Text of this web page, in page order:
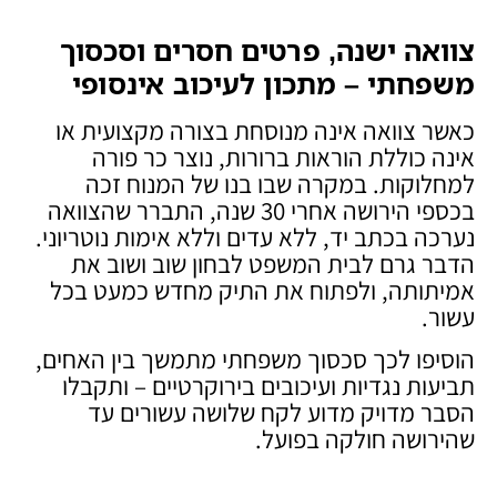
צוואה ישנה, פרטים חסרים וסכסוך
משפחתי – מתכון לעיכוב אינסופי
כאשר צוואה אינה מנוסחת בצורה מקצועית או
אינה כוללת הוראות ברורות, נוצר כר פורה
למחלוקות. במקרה שבו בנו של המנוח זכה
בכספי הירושה אחרי 30 שנה, התברר שהצוואה
נערכה בכתב יד, ללא עדים וללא אימות נוטריוני.
הדבר גרם לבית המשפט לבחון שוב ושוב את
אמיתותה, ולפתוח את התיק מחדש כמעט בכל
עשור.
הוסיפו לכך סכסוך משפחתי מתמשך בין האחים,
תביעות נגדיות ועיכובים בירוקרטיים – ותקבלו
הסבר מדויק מדוע לקח שלושה עשורים עד
שהירושה חולקה בפועל.